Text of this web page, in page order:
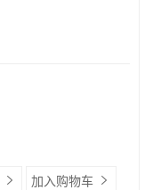
加入购物车